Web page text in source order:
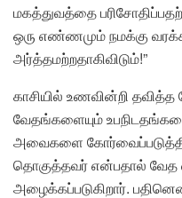
மகத்துவத்தை
ஒரு எண்ணமும் நமக்கு
அர்த்தமற்றதாகிவிடும்!”
காசியில் உணவின்றி தவித்த
வேதங்களையும்
அவைகளை
தொகுத்தவர் என்பதால் வேத
அழைக்கப்படுகிறார்.